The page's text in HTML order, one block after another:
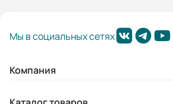
Мы в социальных сетях
Компания